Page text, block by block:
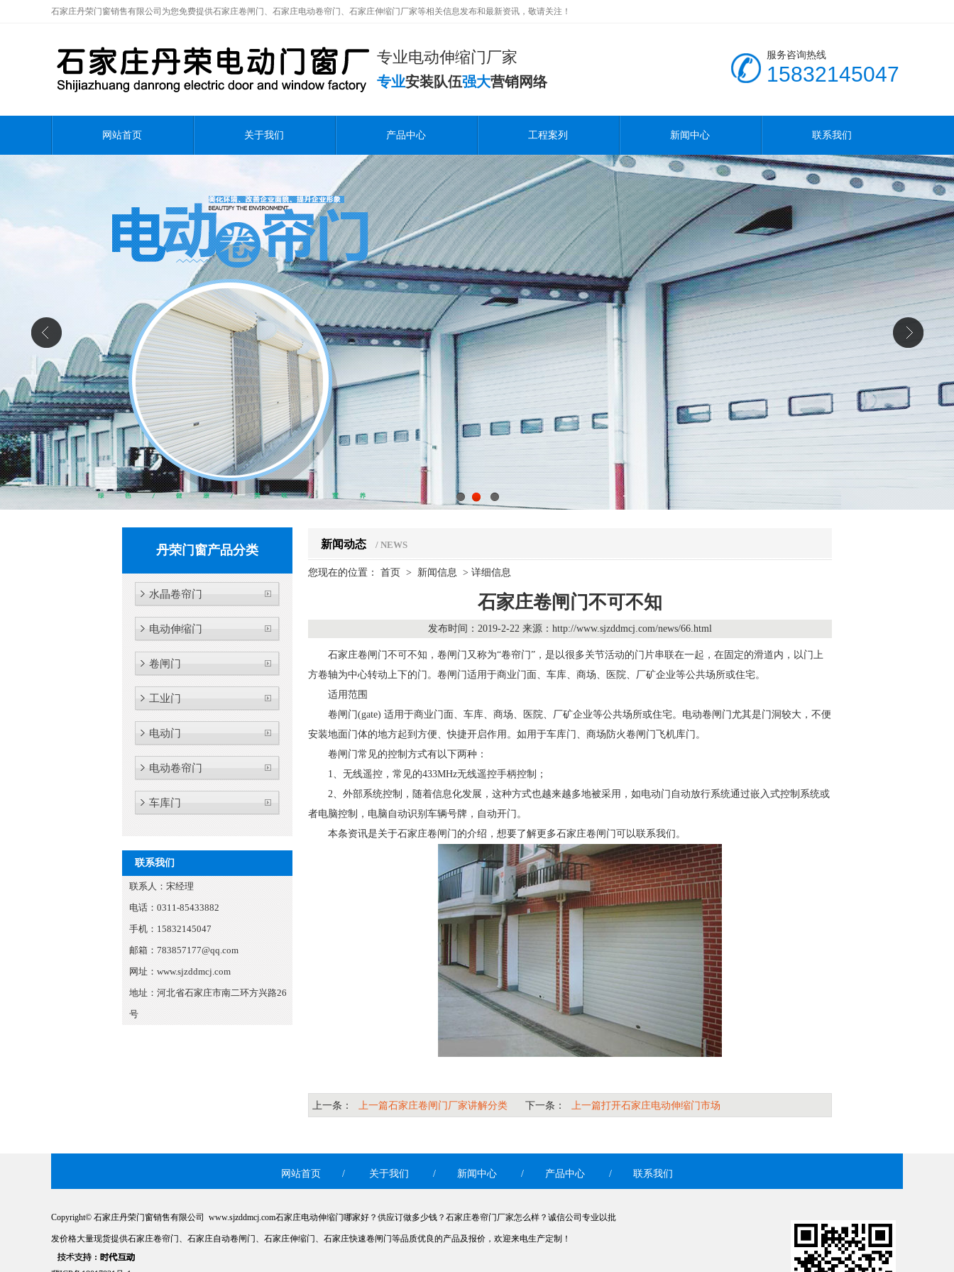
石家庄丹荣门窗销售有限公司为您免费提供石家庄卷闸门、石家庄电动卷帘门、石家庄伸缩门厂家等相关信息发布和最新资讯，敬请关注！
专业电动伸缩门厂家
专业安装队伍强大营销网络
服务咨询热线
15832145047
网站首页 关于我们 产品中心 工程案列 新闻中心 联系我们
1 2 3
丹荣门窗产品分类
水晶卷帘门
电动伸缩门
卷闸门
工业门
电动门
电动卷帘门
车库门
联系我们
联系人：宋经理
电话：0311-85433882
手机：15832145047
邮箱： 783857177@qq.com
网址： www.sjzddmcj.com
地址：河北省石家庄市南二环方兴路26
号
新闻动态 / NEWS
您现在的位置： 首页 > 新闻信息 > 详细信息
石家庄卷闸门不可不知
发布时间：2019-2-22 来源： http://www.sjzddmcj.com/news/66.html
石家庄卷闸门不可不知，卷闸门又称为“卷帘门”，是以很多关节活动的门片串联在一起，在固定的滑道内，以门上
方卷轴为中心转动上下的门。卷闸门适用于商业门面、车库、商场、医院、厂矿企业等公共场所或住宅。
适用范围
卷闸门(gate) 适用于商业门面、车库、商场、医院、厂矿企业等公共场所或住宅。 电动卷闸门尤其是门洞较大，不便
安装地面门体的地方起到方便、快捷开启作用。如用于车库门、商场防火卷闸门飞机库门。
卷闸门常见的控制方式有以下两种：
1、无线遥控，常见的433MHz无线遥控手柄控制；
2、外部系统控制，随着信息化发展，这种方式也越来越多地被采用，如电动门自动放行系统通过嵌入式控制系统或
者电脑控制，电脑自动识别车辆号牌，自动开门。
本条资讯是关于石家庄卷闸门的介绍，想要了解更多石家庄卷闸门可以联系我们。
上一条： 上一篇石家庄卷闸门厂家讲解分类 下一条： 上一篇打开石家庄电动伸缩门市场
网站首页 / 关于我们 / 新闻中心 / 产品中心 / 联系我们
Copyright© 石家庄丹荣门窗销售有限公司 www.sjzddmcj.com石家庄电动伸缩门哪家好？供应订做多少钱？石家庄卷帘门厂家怎么样？诚信公司专业以批
发价格大量现货提供石家庄卷帘门、石家庄自动卷闸门、石家庄伸缩门、石家庄快速卷闸门等品质优良的产品及报价，欢迎来电生产定制！